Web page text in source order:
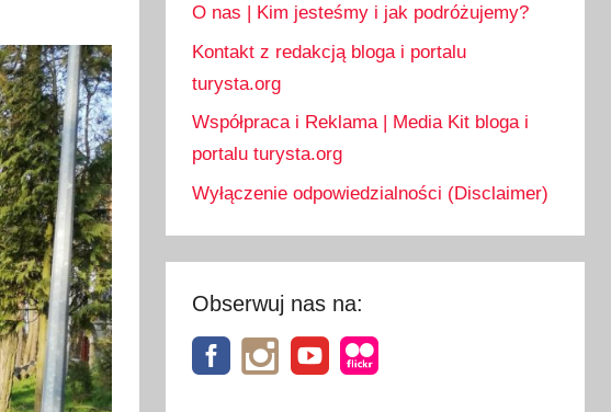
O nas | Kim jesteśmy i jak podróżujemy?
Kontakt z redakcją bloga i portalu
turysta.org
Współpraca i Reklama | Media Kit bloga i
portalu turysta.org
Wyłączenie odpowiedzialności (Disclaimer)
Obserwuj nas na: